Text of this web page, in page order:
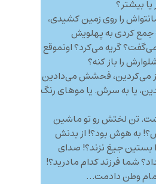
بیشتر؟
را روی زمین کشیدی،
جمع کردی به پهلویش
گریه می‌کرد؟ اونموقع
را باز کنه؟
می‌کردین، فحشش می‌دادین
یا به سرش. یا موهای رنگ
تن لختش رو تو ماشین
به هوش بود؟! از بدنش
جیغ نزند؟! صدای
شما فرزند کدام مادرید؟!
مام وطن دادمت…